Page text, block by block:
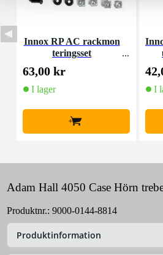
Innox RP AC rackmon
teringsset
63,00 kr
I lager
+
I
Adam Hall 4050 Case Hörn
Produktnr.: 9000-0144-8814
Produktinformation